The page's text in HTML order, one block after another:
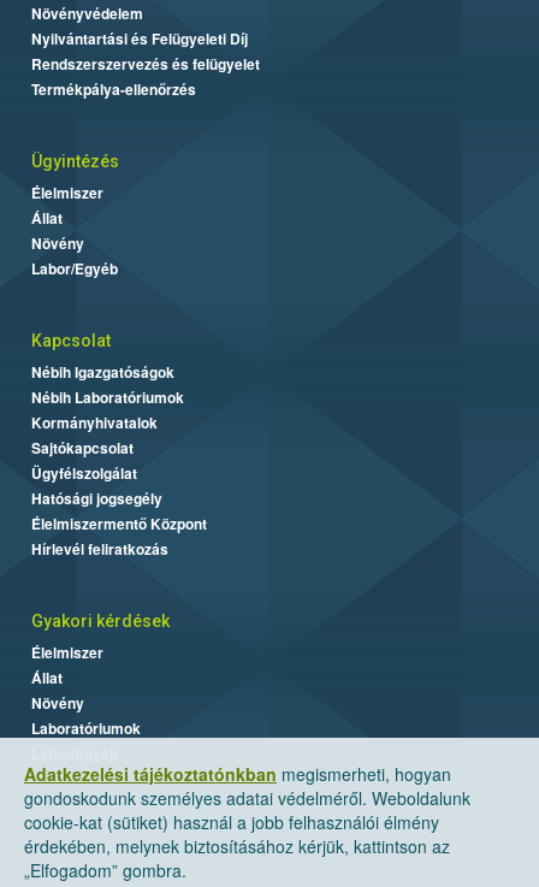
Adatkezelési tájékoztatónkban megismerheti, hogyan
gondoskodunk személyes adatai védelméről. Weboldalunk
cookie-kat (sütiket) használ a jobb felhasználói élmény
érdekében, melynek biztosításához kérjük, kattintson az
„Elfogadom” gombra.
Növényvédelem
Nyilvántartási és Felügyeleti Díj
Rendszerszervezés és felügyelet
Termékpálya-ellenőrzés
Ügyintézés
Élelmiszer
Állat
Növény
Labor/Egyéb
Kapcsolat
Nébih Igazgatóságok
Nébih Laboratóriumok
Kormányhivatalok
Sajtókapcsolat
Ügyfélszolgálat
Hatósági jogsegély
Élelmiszermentő Központ
Hírlevél feliratkozás
Gyakori kérdések
Élelmiszer
Állat
Növény
Laboratóriumok